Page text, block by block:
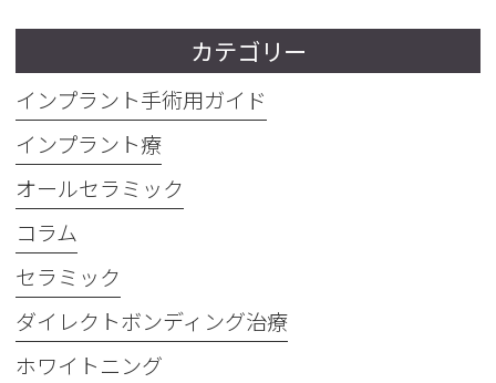
カテゴリー
インプラント手術用ガイド
インプラント療
オールセラミック
コラム
セラミック
ダイレクトボンディング治療
ホワイトニング